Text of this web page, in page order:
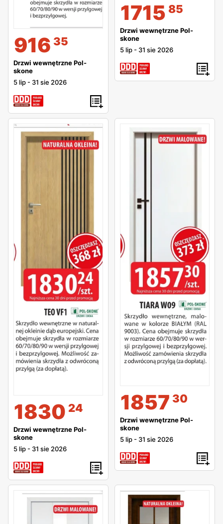
916 35
Drzwi wewnętrzne Pol-
skone
5 lip - 31 sie 2026
1715 85
Drzwi wewnętrzne Pol-
skone
5 lip - 31 sie 2026
1830 24
Drzwi wewnętrzne Pol-
skone
5 lip - 31 sie 2026
1857 30
Drzwi wewnętrzne Pol-
skone
5 lip - 31 sie 2026